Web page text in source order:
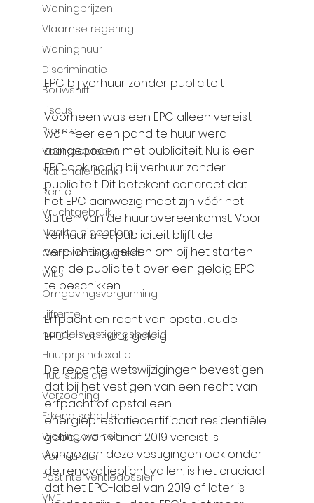
Woningprijzen
Vlaamse regering
Woninghuur
Discriminatie
Bouwshift
Fiscus
Premie
Voorkooprecht
Nationale bank
Rente
Vruchtgebruik
Naakte eigendom
Conformiteitsattest
WIES
Omgevingsvergunning
Lijfrente
handelsvestigingsbeleid
Huurprijsindexatie
huursubsidie
Verzoening
Erkend schatter
Woningkwaliteit
Verhuurder
Postinterventiedossier
VME
EPC bij verhuur zonder publiciteit
Voorheen was een EPC alleen vereist
wanneer een pand te huur werd
aangeboden met publiciteit. Nu is een
EPC ook nodig bij verhuur zonder
publiciteit. Dit betekent concreet dat
het EPC aanwezig moet zijn vóór het
sluiten van de huurovereenkomst. Voor
verhuur met publiciteit blijft de
verplichting gelden om bij het starten
van de publiciteit over een geldig EPC
te beschikken.
Erfpacht en recht van opstal: oude
EPC's niet meer geldig
De recente wetswijzigingen bevestigen
dat bij het vestigen van een recht van
erfpacht of opstal een
energieprestatiecertificaat residentiële
gebouwen vanaf 2019 vereist is.
Aangezien deze vestigingen ook onder
de renovatieplicht vallen, is het cruciaal
dat het EPC-label van 2019 of later is.